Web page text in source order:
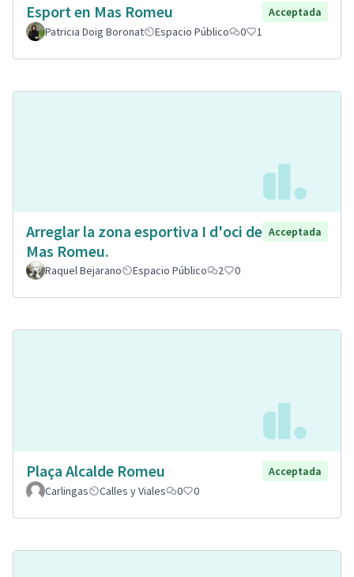
Esport en Mas Romeu
Acceptada
Patricia Doig Boronat
Espacio Público 0 1
Arreglar la zona esportiva I d'oci de
Mas Romeu.
Acceptada
Raquel Bejarano Espacio Público 2 0
Plaça Alcalde Romeu
Acceptada
Carlingas
Calles y Viales 0 0